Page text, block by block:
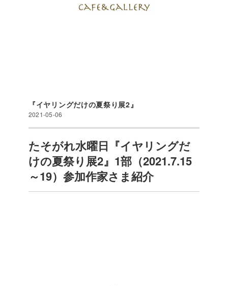
『イヤリングだけの夏祭り展2』
2021-05-06
たそがれ水曜日『イヤリングだ
けの夏祭り展2』1部（2021.7.15
～19）参加作家さま紹介